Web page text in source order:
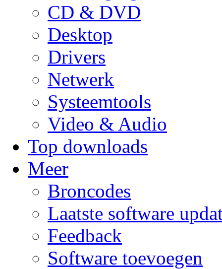
CD & DVD
Desktop
Drivers
Netwerk
Systeemtools
Video & Audio
Top downloads
Meer
Broncodes
Laatste software
Feedback
Software toevoegen